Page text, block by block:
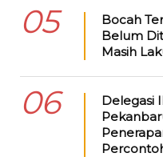
05
Bocah
Belum
Masih
06
Delegasi